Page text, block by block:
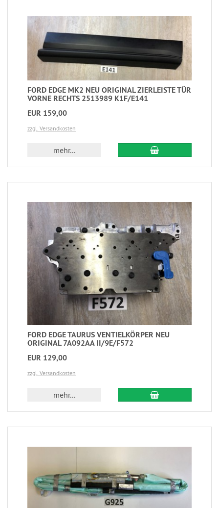
FORD EDGE MK2 NEU ORIGINAL ZIERLEISTE TÜR
VORNE RECHTS 2513989 K1F/E141
EUR 159,00
zzgl. Versandkosten
mehr...
FORD EDGE TAURUS VENTIELKÖRPER NEU
ORIGINAL 7A092AA II/9E/F572
EUR 129,00
zzgl. Versandkosten
mehr...